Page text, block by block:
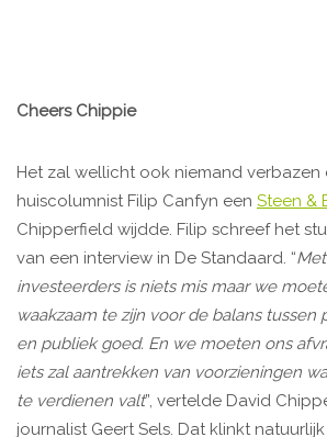
Cheers Chippie
Het zal wellicht ook niemand verbazen
huiscolumnist Filip Canfyn een Steen &
Chipperfield wijdde. Filip schreef het
van een interview in De Standaard. “
investeerders is niets mis maar we
waakzaam te zijn voor de balans tussen
en publiek goed. En we moeten ons
iets zal aantrekken van voorzieningen
te verdienen valt”, vertelde David
journalist Geert Sels. Dat klinkt